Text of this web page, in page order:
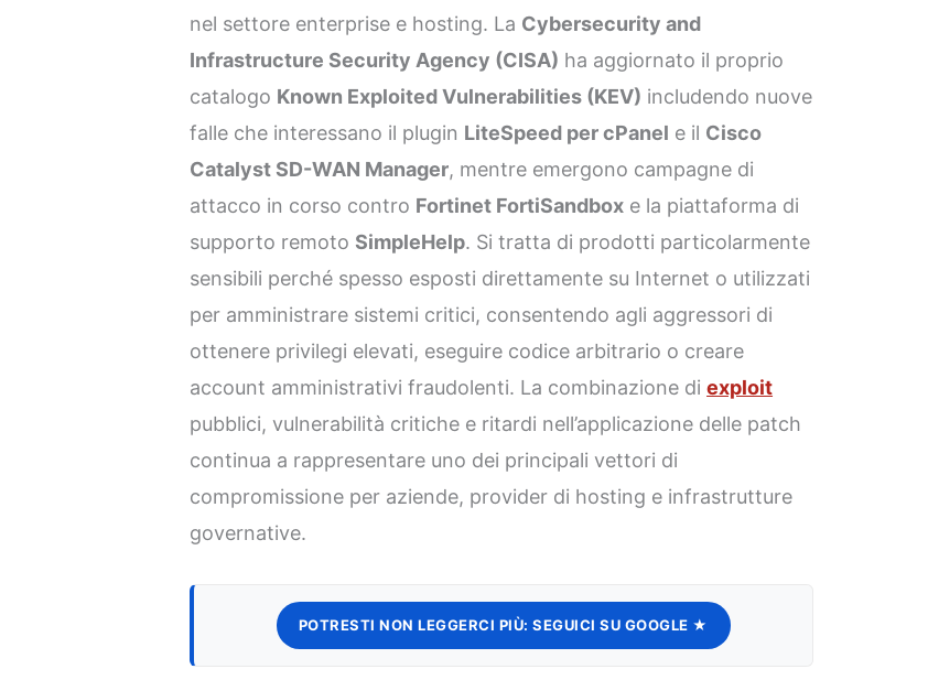
nel settore enterprise e hosting. La Cybersecurity and
Infrastructure Security Agency (CISA) ha aggiornato il proprio
catalogo Known Exploited Vulnerabilities (KEV) includendo nuove
falle che interessano il plugin LiteSpeed per cPanel e il Cisco
Catalyst SD-WAN Manager, mentre emergono campagne di
attacco in corso contro Fortinet FortiSandbox e la piattaforma di
supporto remoto SimpleHelp. Si tratta di prodotti particolarmente
sensibili perché spesso esposti direttamente su Internet o utilizzati
per amministrare sistemi critici, consentendo agli aggressori di
ottenere privilegi elevati, eseguire codice arbitrario o creare
account amministrativi fraudolenti. La combinazione diexploit
pubblici, vulnerabilità critiche e ritardi nell’applicazione delle patch
continua a rappresentare uno dei principali vettori di
compromissione per aziende, provider di hosting e infrastrutture
governative.
POTRESTI NON LEGGERCI PIÙ: SEGUICI SU GOOGLE ★